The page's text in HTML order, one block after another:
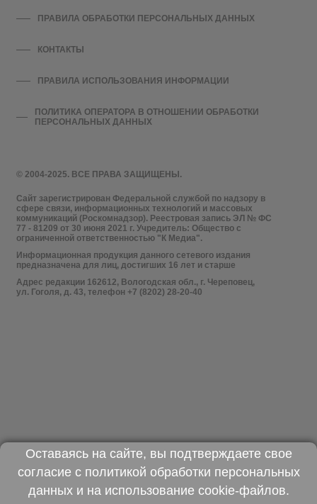
© 2004-2025. ВСЕ ПРАВА ЗАЩИЩЕНЫ.
Сайт зарегистрирован Федеральной службой по надзору в
сфере связи, информационных технологий и массовых
коммуникаций (Роскомнадзор). Реестровая запись ЭЛ № ФС
77 - 81209 от 30 июня 2021 г. Учредитель: Общество с
ограниченной ответственностью "К Медиа".
Информационная продукция данного сетевого издания
предназначена для лиц, достигших 16 лет и старше
Адрес редакции 162612, Вологодская обл., г. Череповец,
ул. Гоголя, д. 43, телефон +7 (8202) 28-20-40
ПРАВИЛА ОБРАБОТКИ ПЕРСОНАЛЬНЫХ ДАННЫХ
КОНТАКТЫ
ПРАВИЛА ИСПОЛЬЗОВАНИЯ ИНФОРМАЦИИ
ПОЛИТИКА ОПЕРАТОРА В ОТНОШЕНИИ ОБРАБОТКИ
ПЕРСОНАЛЬНЫХ ДАННЫХ
Оставаясь на сайте, вы подтверждаете свое
согласие с политикой обработки персональных
данныхи на использование cookie-файлов.